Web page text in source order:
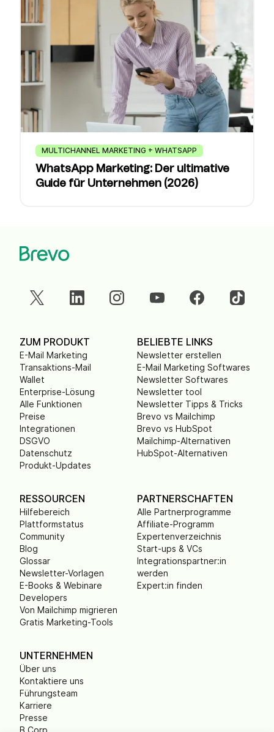
MULTICHANNEL MARKETING + WHATSAPP
WhatsApp Marketing: Der ultimative
Guide für Unternehmen (2026)
ZUM PRODUKT
E-Mail Marketing
Transaktions-Mail
Wallet
Enterprise-Lösung
Alle Funktionen
Preise
Integrationen
DSGVO
Datenschutz
Produkt-Updates
BELIEBTE LINKS
Newsletter erstellen
E-Mail Marketing Softwares
Newsletter Softwares
Newsletter tool
Newsletter Tipps & Tricks
Brevo vs Mailchimp
Brevo vs HubSpot
Mailchimp-Alternativen
HubSpot-Alternativen
RESSOURCEN
Hilfebereich
Plattformstatus
Community
Blog
Glossar
Newsletter-Vorlagen
E-Books & Webinare
Developers
Von Mailchimp migrieren
Gratis Marketing-Tools
PARTNERSCHAFTEN
Alle Partnerprogramme
Affiliate-Programm
Expertenverzeichnis
Start-ups & VCs
Integrationspartner:in
werden
Expert:in finden
UNTERNEHMEN
Über uns
Kontaktiere uns
Führungsteam
Karriere
Presse
B Corp